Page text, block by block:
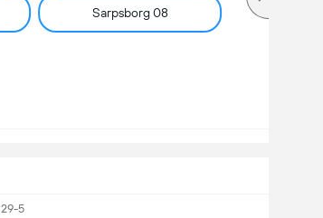
Sarpsborg 08
29-5